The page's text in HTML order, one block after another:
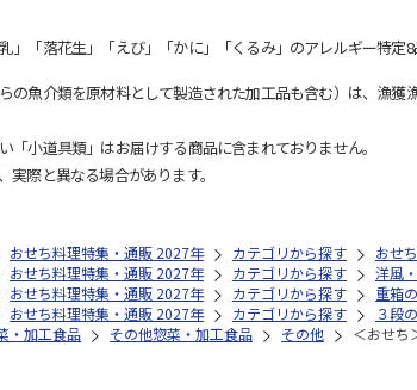
」「落花生」「えび」「かに」「くるみ」のアレルギー特定8
魚介類を原材料として製造された加工品も含む）は、漁獲
小道具類」はお届けする商品に含まれておりません。
際と異なる場合があります。
おせち料理特集・通販 2027年 カテゴリから探す おせ
おせち料理特集・通販 2027年 カテゴリから探す 洋風
おせち料理特集・通販 2027年 カテゴリから探す 重箱
おせち料理特集・通販 2027年 カテゴリから探す ３段
・加工食品 その他惣菜・加工食品 その他 ＜おせち